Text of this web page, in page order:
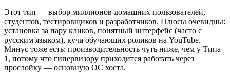
Этот тип — выбор миллионов домашних пользователей,
студентов, тестировщиков и разработчиков. Плюсы очевидны:
установка за пару кликов, понятный интерфейс (часто с
русским языком), куча обучающих роликов на YouTube.
Минус тоже есть: производительность чуть ниже, чем у Типа
1, потому что гипервизору приходится работать через
прослойку — основную ОС хоста.